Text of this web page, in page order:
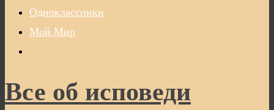
Одноклассники
Мой Мир
Все об исповеди